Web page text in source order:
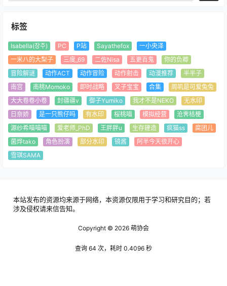
标签
Isabella(장주) PC P站 Sayathefox
一小央泽
一米八的大梨子
三度_69 二佐Nisa 五更百鬼
你的负卿
冒险解谜
动作ACT 动作冒险 动作射击 动漫推荐
半半子
南宫
南桃Momoko 即时战略 叉子宝宝 合集
周叽是可爱兔兔
大大卷卷小卷
封疆疆v 御子Yumiko 我才不是NEKO
无水印
日奈娇
是一只熊仔吗 有水印 桜桃喵 模拟经营
沧霁桔梗
源纱希喵喵喵
爱老师_PhD 王胖胖u 生存建造 疯猫ss
腐团儿
菌烨tako
角色扮演 部分水印 镜酱
阿半今天很开心
雪琪SAMA
本站发布的资源均来源于网络，本资源仅限用于学习和研究目的；若
涉及侵权请来信告知。
Copyright © 2026 萌协会
查询 64 次，耗时 0.4096 秒